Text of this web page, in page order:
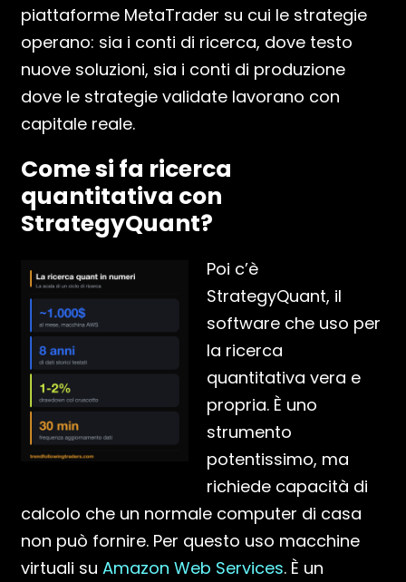
piattaforme MetaTrader su cui le strategie
operano: sia i conti di ricerca, dove testo
nuove soluzioni, sia i conti di produzione
dove le strategie validate lavorano con
capitale reale.
Come si fa ricerca
quantitativa con
StrategyQuant?
Poi c’è
StrategyQuant, il
software che uso per
la ricerca
quantitativa vera e
propria. È uno
strumento
potentissimo, ma
richiede capacità di
calcolo che un normale computer di casa
non può fornire. Per questo uso macchine
virtuali su Amazon Web Services. È un